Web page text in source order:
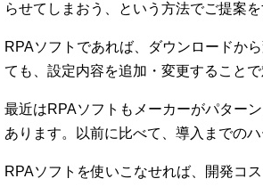
らせてしまおう、という方法でご提案を
RPAソフトであれば、ダウンロードか
ても、設定内容を追加・変更することで
最近はRPAソフトもメーカーがパター
あります。以前に比べて、導入までの
RPAソフトを使いこなせれば、開発コ